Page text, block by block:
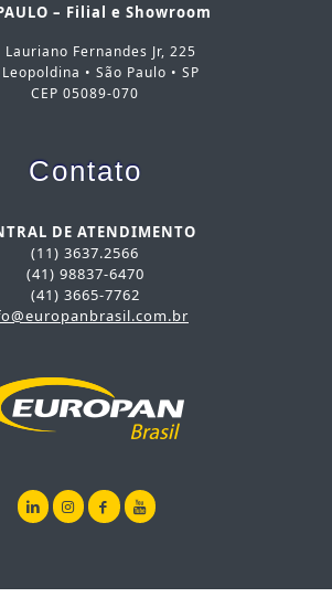
– Filial e Showroom
Lauriano Fernandes Jr, 225
• São Paulo • SP
CEP 05089-070
Contato
DE ATENDIMENTO
(11) 3637.2566
(41) 98837-6470
(41) 3665-7762